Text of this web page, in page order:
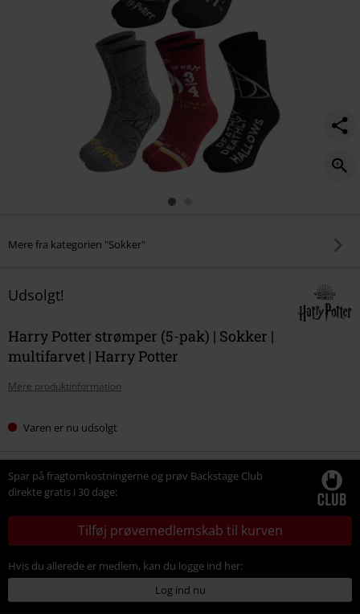
Mere fra kategorien "Sokker"
Udsolgt!
Harry Potter strømper (5-pak) | Sokker |
multifarvet | Harry Potter
Mere produktinformation
Varen er nu udsolgt
Spar på fragtomkostningerne og prøv Backstage Club
direkte gratis i 30 dage:
Tilføj prøvemedlemskab til kurven
Hvis du allerede er medlem, kan du logge ind her:
Log ind nu